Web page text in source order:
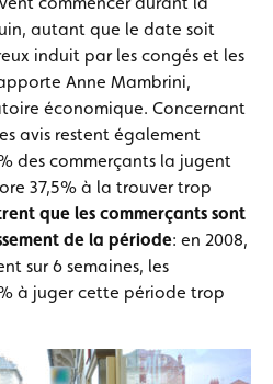
autant que le date soit
induit par les congés et les
Anne Mambrini,
économique. Concernant
avis restent également
des commerçants la jugent
37,5% à la trouver trop
que les commerçants sont
de la période: en 2008,
sur 6 semaines, les
à juger cette période trop